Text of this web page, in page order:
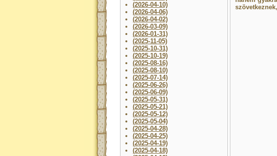
(2026-04-10)
(2026-04-06)
(2026-04-02)
(2026-03-09)
(2026-01-31)
(2025-11-05)
(2025-10-31)
(2025-10-19)
(2025-08-16)
(2025-08-10)
(2025-07-14)
(2025-06-26)
(2025-06-09)
(2025-05-31)
(2025-05-21)
(2025-05-12)
(2025-05-04)
(2025-04-28)
(2025-04-25)
(2025-04-19)
(2025-04-18)